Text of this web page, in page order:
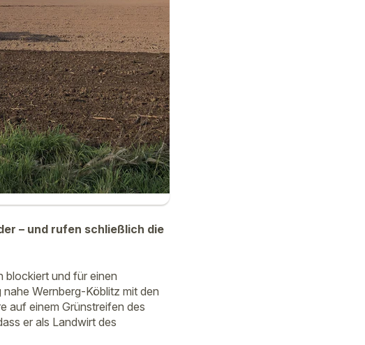
– und rufen schließlich die
blockiert und für einen
Wernberg-Köblitz mit den
auf einem Grünstreifen des
er als Landwirt des